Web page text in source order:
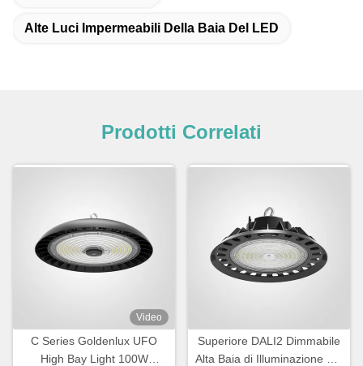
Alte Luci Impermeabili Della Baia Del LED
Prodotti Correlati
Video
C Series Goldenlux UFO
High Bay Light 100W
Superiore DALI2 Dimmabile
Alta Baia di Illuminazione per